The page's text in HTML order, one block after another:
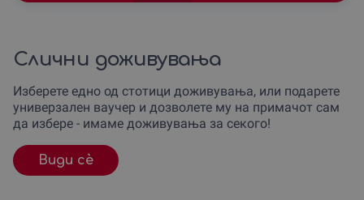
Слични доживувања
Изберете едно од стотици доживувања, или подарете
универзален ваучер и дозволете му на примачот сам
да избере - имаме доживувања за секого!
Види сè